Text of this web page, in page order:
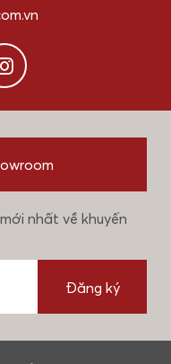
nhất về khuyến
Đăng ký